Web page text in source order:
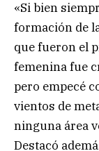
«Si bien
formación de
que fueron el
femenina fue
pero empecé
vientos de
ninguna área
Destacó